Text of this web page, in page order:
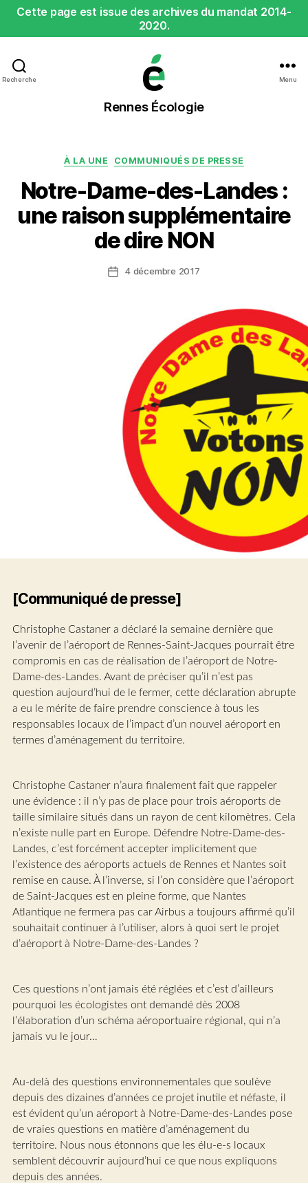
Cette page est issue des archives du mandat 2014-
2020.
Recherche
Rennes
Écologie
Rennes Écologie
Menu
Catégories
À LA UNE COMMUNIQUÉS DE PRESSE
Notre-Dame-des-Landes :
une raison supplémentaire
de dire NON
Date4 décembre 2017
[Communiqué de presse]
Christophe Castaner a déclaré la semaine dernière que
l’avenir de l’aéroport de Rennes-Saint-Jacques pourrait être
compromis en cas de réalisation de l’aéroport de Notre-
Dame-des-Landes. Avant de préciser qu’il n’est pas
question aujourd’hui de le fermer, cette déclaration abrupte
a eu le mérite de faire prendre conscience à tous les
responsables locaux de l’impact d’un nouvel aéroport en
termes d’aménagement du territoire.
Christophe Castaner n’aura finalement fait que rappeler
une évidence : il n’y pas de place pour trois aéroports de
taille similaire situés dans un rayon de cent kilomètres. Cela
n’existe nulle part en Europe. Défendre Notre-Dame-des-
Landes, c’est forcément accepter implicitement que
l’existence des aéroports actuels de Rennes et Nantes soit
remise en cause. À l’inverse, si l’on considère que l’aéroport
de Saint-Jacques est en pleine forme, que Nantes
Atlantique ne fermera pas car Airbus a toujours affirmé qu’il
souhaitait continuer à l’utiliser, alors à quoi sert le projet
d’aéroport à Notre-Dame-des-Landes ?
Ces questions n’ont jamais été réglées et c’est d’ailleurs
pourquoi les écologistes ont demandé dès 2008
l’élaboration d’un schéma aéroportuaire régional, qui n’a
jamais vu le jour…
Au-delà des questions environnementales que soulève
depuis des dizaines d’années ce projet inutile et néfaste, il
est évident qu’un aéroport à Notre-Dame-des-Landes pose
de vraies questions en matière d’aménagement du
territoire. Nous nous étonnons que les élu-e-s locaux
semblent découvrir aujourd’hui ce que nous expliquons
depuis des années.